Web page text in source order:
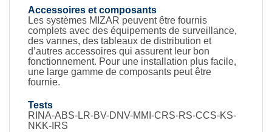
Accessoires et composants
Les systèmes MIZAR peuvent être fournis
complets avec des équipements de surveillance,
des vannes, des tableaux de distribution et
d’autres accessoires qui assurent leur bon
fonctionnement. Pour une installation plus facile,
une large gamme de composants peut être
fournie.
Tests
RINA-ABS-LR-BV-DNV-MMI-CRS-RS-CCS-KS-
NKK-IRS